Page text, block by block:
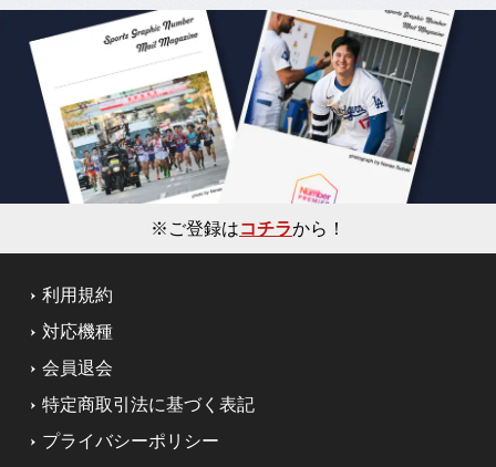
※ご登録はコチラから！
利用規約
対応機種
会員退会
特定商取引法に基づく表記
プライバシーポリシー